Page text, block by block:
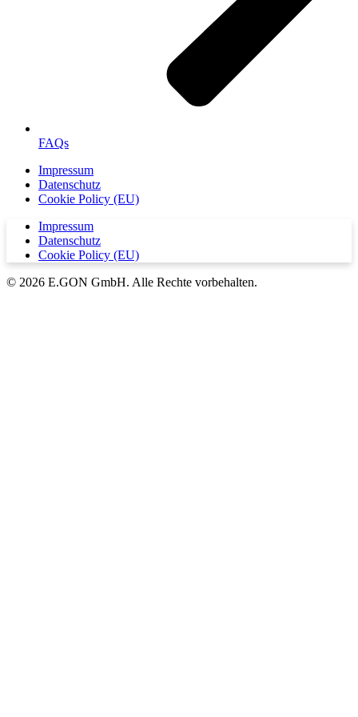
FAQs
Impressum
Datenschutz
Cookie Policy (EU)
Impressum
Datenschutz
Cookie Policy (EU)
© 2026 E.GON GmbH. Alle Rechte vorbehalten.